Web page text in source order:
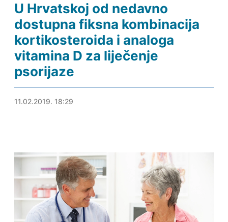
U Hrvatskoj od nedavno
dostupna fiksna kombinacija
kortikosteroida i analoga
vitamina D za liječenje
psorijaze
11.02.2019. 18:50
11.02.2019. 18:29